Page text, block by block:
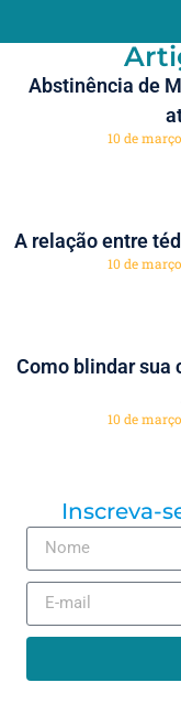
Abstinência de
10 de
A relação entre
10 de
Como blindar sua
10 de
Inscreva-